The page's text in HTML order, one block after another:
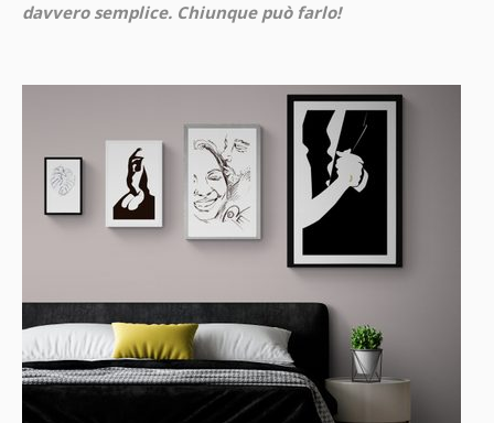
davvero semplice. Chiunque può farlo!